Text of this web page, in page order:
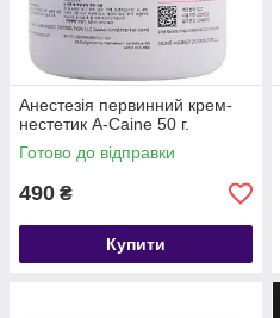
Анестезія первинний крем-
нестетик A-Caine 50 г.
Готово до відправки
490 ₴
Купити